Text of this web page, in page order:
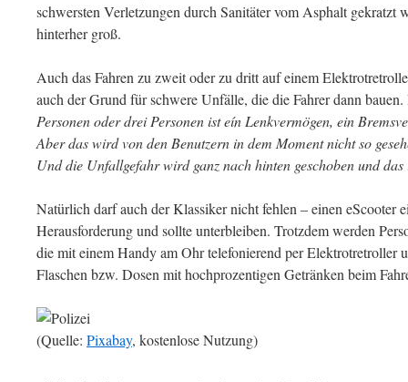
schwersten Verletzungen durch Sanitäter vom Asphalt gekratzt
hinterher groß.
Auch das Fahren zu zweit oder zu dritt auf einem
auch der Grund für schwere Unfälle, die die Fahrer dann
Personen oder drei Personen ist eín Lenkvermögen, ein
Aber das wird von den Benutzern in dem Moment nicht so
Und die Unfallgefahr wird ganz nach hinten geschoben und
Natürlich darf auch der Klassiker nicht fehlen – einen eScooter
Herausforderung und sollte unterbleiben. Trotzdem werden
die mit einem Handy am Ohr telefonierend per Elektrotretroller
Flaschen bzw. Dosen mit hochprozentigen Getränken beim
(Quelle: Pixabay, kostenlose Nutzung)